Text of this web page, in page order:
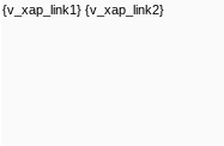
{v_xap_link1} {v_xap_link2}